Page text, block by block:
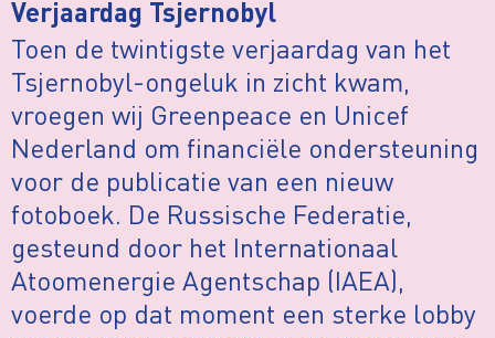
Verjaardag Tsjernobyl
Toen de twintigste verjaardag van het
Tsjernobyl-ongeluk in zicht kwam,
vroegen wij Greenpeace en Unicef
Nederland om financiële ondersteuning
voor de publicatie van een nieuw
fotoboek. De Russische Federatie,
gesteund door het Internationaal
Atoomenergie Agentschap (IAEA),
voerde op dat moment een sterke lobby